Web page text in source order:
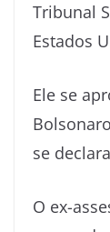
Tribunal
Estados
Ele se
se
O ex-